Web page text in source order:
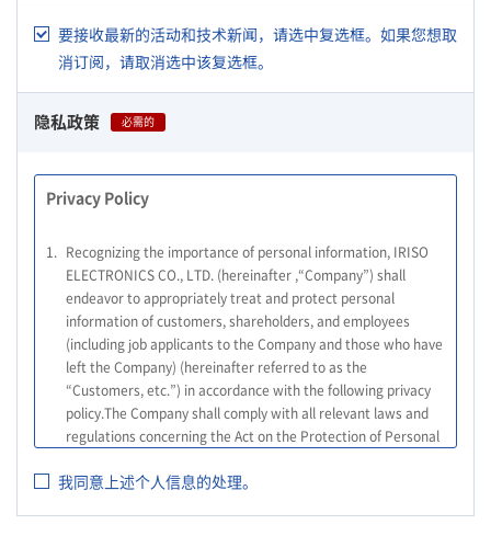
要接收最新的活动和技术新闻，请选中复选框。如果您想取
消订阅，请取消选中该复选框。
隐私政策 必需的
Privacy Policy
1. Recognizing the importance of personal information, IRISO
ELECTRONICS CO., LTD. (hereinafter ,“Company”) shall
endeavor to appropriately treat and protect personal
information of customers, shareholders, and employees
(including job applicants to the Company and those who have
left the Company) (hereinafter referred to as the
“Customers, etc.”) in accordance with the following privacy
policy.The Company shall comply with all relevant laws and
regulations concerning the Act on the Protection of Personal
as the Guidelines on the Law on the Protection of Personal
我同意上述个人信息的处理。